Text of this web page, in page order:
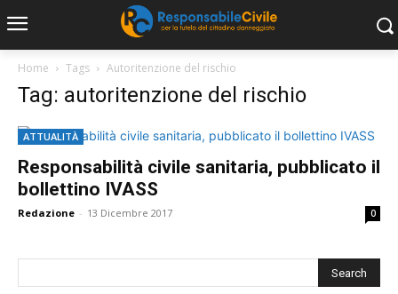
Home Tags Autoritenzione del rischio
Tag: autoritenzione del rischio
ATTUALITÀ
Responsabilità civile sanitaria, pubblicato il
bollettino IVASS
Redazione - 13 Dicembre 2017 0